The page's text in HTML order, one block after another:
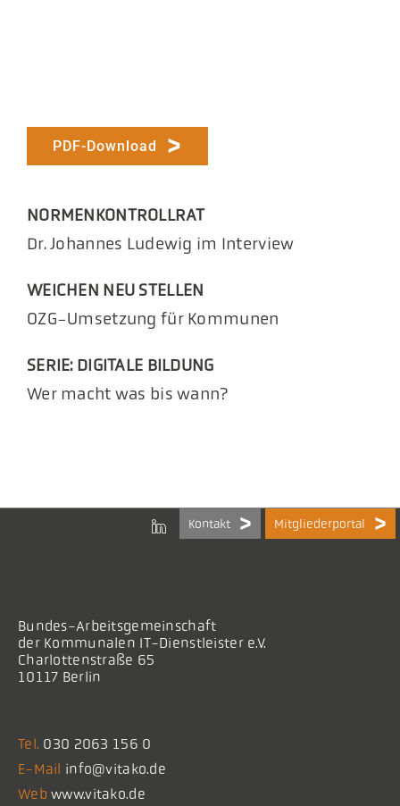
PDF-Download
NORMENKONTROLLRAT
Dr. Johannes Ludewig im Interview
WEICHEN NEU STELLEN
OZG-Umsetzung für Kommunen
SERIE: DIGITALE BILDUNG
Wer macht was bis wann?
Kontakt Mitgliederportal
Bundes-Arbeitsgemeinschaft
der Kommunalen IT-Dienstleister e.V.
Charlottenstraße 65
10117 Berlin
Tel. 030 2063 156 0
E-Mail info@vitako.de
Webwww.vitako.de